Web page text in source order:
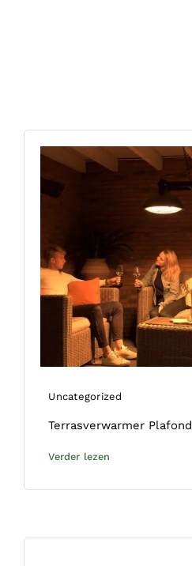
Uncategorized
Terrasverwarmer Plafond
Verder lezen